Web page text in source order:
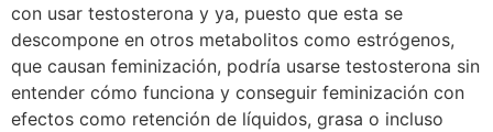
con usar testosterona y ya, puesto que esta se
descompone en otros metabolitos como estrógenos,
que causan feminización, podría usarse testosterona sin
entender cómo funciona y conseguir feminización con
efectos como retención de líquidos, grasa o incluso